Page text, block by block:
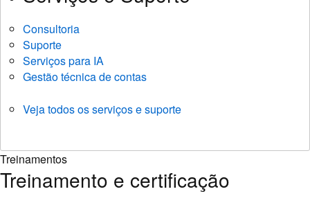
Consultoria
Suporte
Serviços para IA
Gestão técnica de contas
Veja todos os serviços e suporte
Treinamentos
Treinamento e certificação